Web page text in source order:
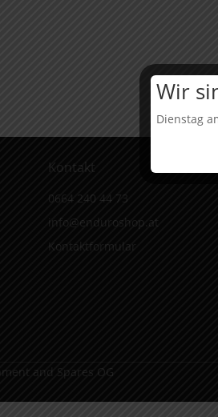
Kontakt
0664 240 44 73
info@enduroshop.at
Kontaktformular
and Spares OG
Wir
Dienstag